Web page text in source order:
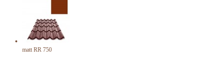
matt RR 750